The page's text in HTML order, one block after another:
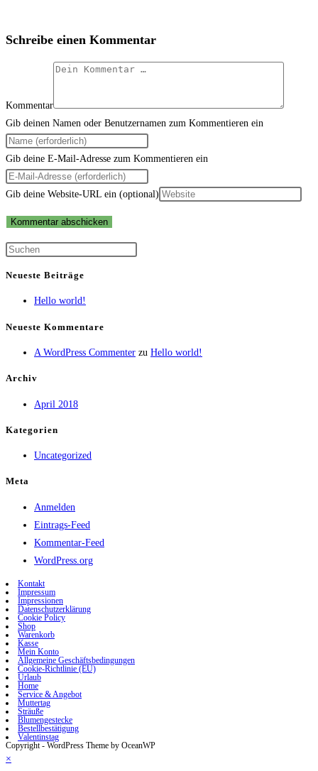
Schreibe einen Kommentar
Kommentar
Gib deinen Namen oder Benutzernamen zum Kommentieren ein
Gib deine E-Mail-Adresse zum Kommentieren ein
Gib deine Website-URL ein (optional)
Neueste Beiträge
Hello world!
Neueste Kommentare
A WordPress Commenter zu Hello world!
Archiv
April 2018
Kategorien
Uncategorized
Meta
Anmelden
Eintrags-Feed
Kommentar-Feed
WordPress.org
Kontakt
Impressum
Impressionen
Datenschutzerklärung
Cookie Policy
Shop
Warenkorb
Kasse
Mein Konto
Allgemeine Geschäftsbedingungen
Cookie-Richtlinie (EU)
Urlaub
Home
Service & Angebot
Muttertag
Sträuße
Blumengestecke
Bestellbestätigung
Valentinstag
Copyright - WordPress Theme by OceanWP
×